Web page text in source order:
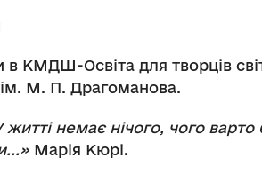
в КМДШ-Освіта для творців
М. П. Драгоманова.
житті немає нічого, чого
Марія Кюрі.